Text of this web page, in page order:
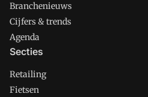
Branchenieuws
Cijfers & trends
Agenda
Secties
Retailing
Fietsen